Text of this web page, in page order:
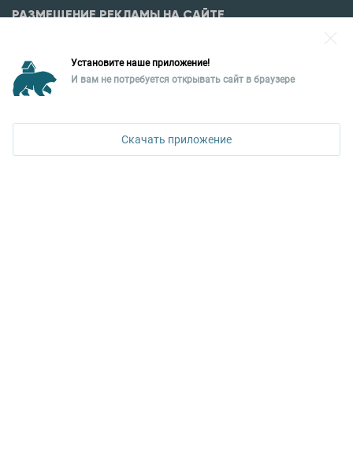
РАЗМЕЩЕНИЕ РЕКЛАМЫ НА САЙТЕ
Уральская палата недвижимости
ул. Горького, 65, 0 подъезд, 3 этаж
Установите наше приложение!
И вам не потребуется открывать сайт в браузере
Скачать приложение